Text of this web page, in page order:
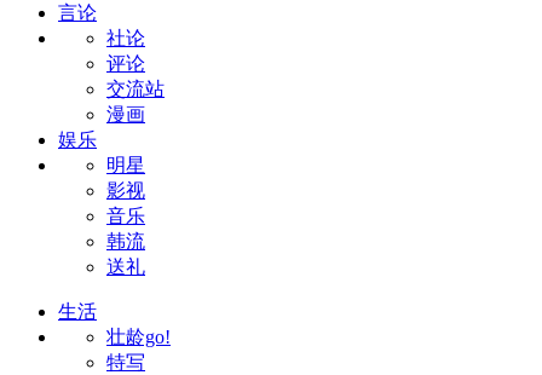
言论
社论
评论
交流站
漫画
娱乐
明星
影视
音乐
韩流
送礼
生活
壮龄go!
特写